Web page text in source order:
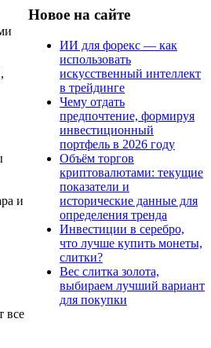
и
все
Новое на сайте
ИИ для форекс — как
использовать
искусственный интеллект
в трейдинге
Чему отдать
предпочтение, формируя
инвестиционный
портфель в 2026 году
Объём торгов
криптовалютами: текущие
показатели и
исторические данные для
определения тренда
Инвестиции в серебро,
что лучше купить монеты,
слитки?
Вес слитка золота,
выбираем лучший вариант
для покупки